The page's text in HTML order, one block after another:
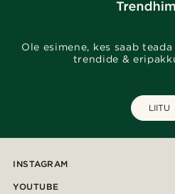
Ole esimene, kes saab
trendide &
LIITU
INSTAGRAM
YOUTUBE